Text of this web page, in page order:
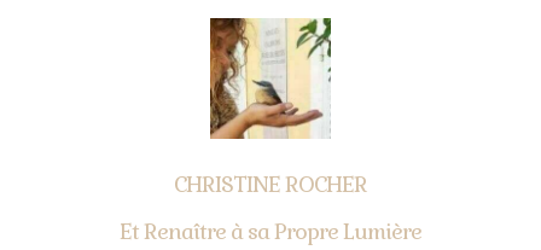
CHRISTINE ROCHER
Et Renaître à sa Propre Lumière